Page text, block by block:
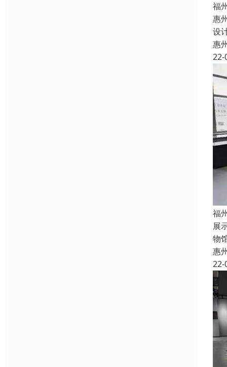
福
惠
设
惠
22-
福
展
物
惠
22-